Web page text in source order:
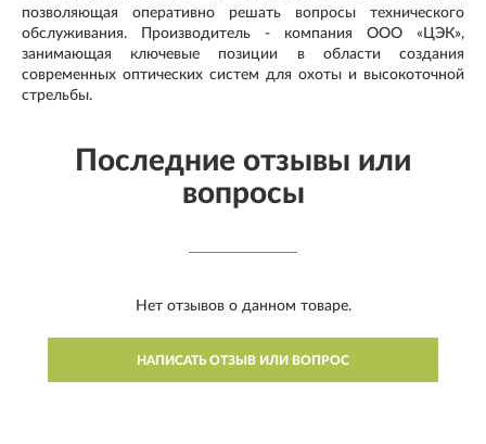
позволяющая оперативно решать вопросы технического
обслуживания. Производитель - компания ООО «ЦЭК»,
занимающая ключевые позиции в области создания
современных оптических систем для охоты и высокоточной
стрельбы.
Последние отзывы или
вопросы
Нет отзывов о данном товаре.
НАПИСАТЬ ОТЗЫВ ИЛИ ВОПРОС